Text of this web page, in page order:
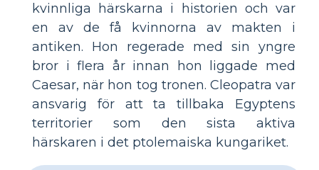
kvinnliga härskarna i historien och var
en av de få kvinnorna av makten i
antiken. Hon regerade med sin yngre
bror i flera år innan hon liggade med
Caesar, när hon tog tronen. Cleopatra var
ansvarig för att ta tillbaka Egyptens
territorier som den sista aktiva
härskaren i det ptolemaiska kungariket.